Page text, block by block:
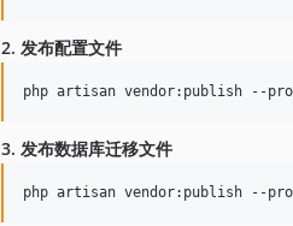
2. 发布配置文件
php artisan vendor:publish --
3. 发布数据库迁移文件
php artisan vendor:publish --